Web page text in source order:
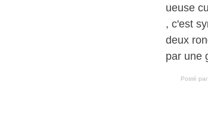
ueuse
, c'est
deux
par une
Posté